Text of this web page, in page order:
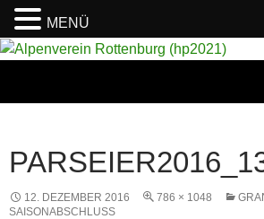
12. DEZEMBER 2016 786 × 1048
SAISONABSCHLUSS
MENÜ